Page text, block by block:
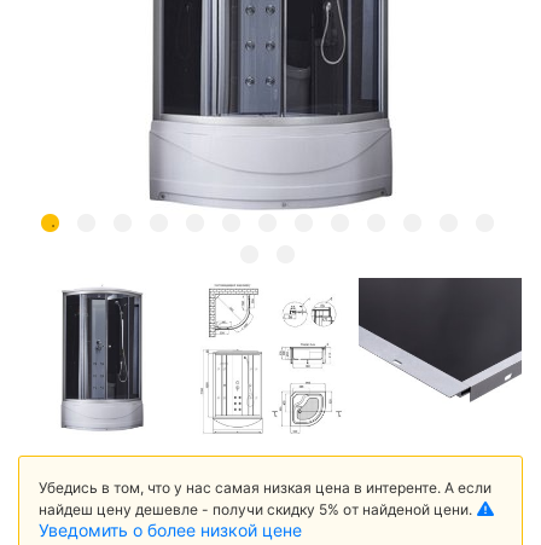
Убедись в том, что у нас самая низкая цена в интеренте. А если
найдеш цену дешевле - получи скидку 5% от найденой цени.
Уведомить о более низкой цене